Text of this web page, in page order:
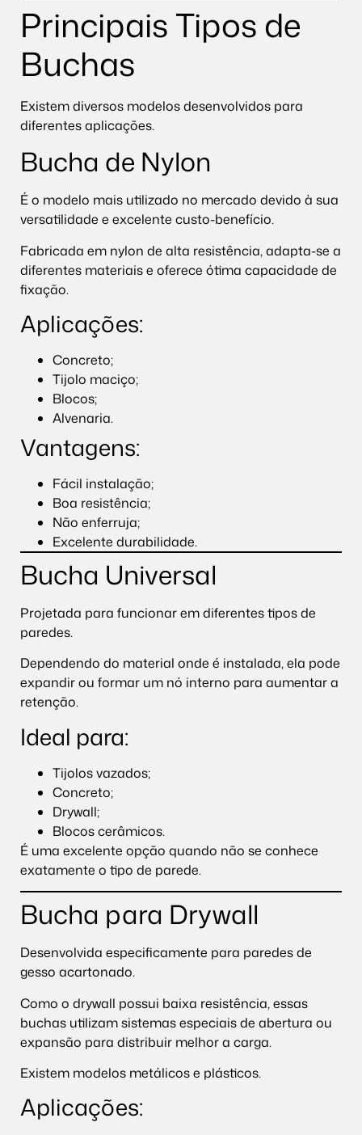
Principais Tipos de
Buchas
Existem diversos modelos desenvolvidos para
diferentes aplicações.
Bucha de Nylon
É o modelo mais utilizado no mercado devido à sua
versatilidade e excelente custo-benefício.
Fabricada em nylon de alta resistência, adapta-se a
diferentes materiais e oferece ótima capacidade de
fixação.
Aplicações:
Concreto;
Tijolo maciço;
Blocos;
Alvenaria.
Vantagens:
Fácil instalação;
Boa resistência;
Não enferruja;
Excelente durabilidade.
Bucha Universal
Projetada para funcionar em diferentes tipos de
paredes.
Dependendo do material onde é instalada, ela pode
expandir ou formar um nó interno para aumentar a
retenção.
Ideal para:
Tijolos vazados;
Concreto;
Drywall;
Blocos cerâmicos.
É uma excelente opção quando não se conhece
exatamente o tipo de parede.
Bucha para Drywall
Desenvolvida especificamente para paredes de
gesso acartonado.
Como o drywall possui baixa resistência, essas
buchas utilizam sistemas especiais de abertura ou
expansão para distribuir melhor a carga.
Existem modelos metálicos e plásticos.
Aplicações: